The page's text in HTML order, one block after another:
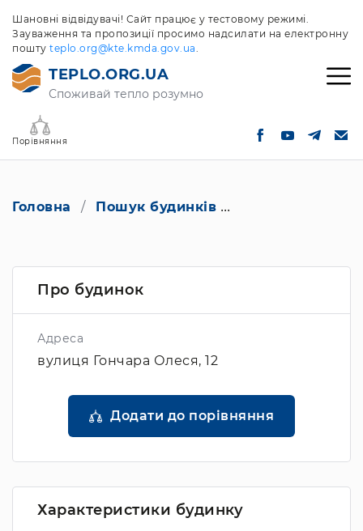
Шановні відвідувачі! Сайт працює у тестовому режимі.
Зауваження та пропозиції просимо надсилати на електронну
пошту teplo.org@kte.kmda.gov.ua.
TEPLO.ORG.UA
Споживай тепло розумно
Порівняння
Головна Пошук будинків
Про будинок
Адреса
вулиця Гончара Олеся, 12
Додати до порівняння
Характеристики будинку